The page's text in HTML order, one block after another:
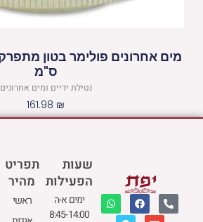
ס"מ
נטילת ידיים ומים אחרונים
161.98 ₪
שעות
הפעילות
ימים א-ה
8:45-14:00
תפריט
מהיר
ראשי
P
h
o
F
a
c
W
h
a
E
v
M
p